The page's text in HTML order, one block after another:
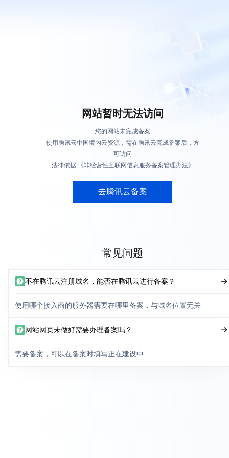
网站暂时无法访问
您的网站未完成备案
使用腾讯云中国境内云资源，需在腾讯云完成备案后，方
可访问
法律依据:《非经营性互联网信息服务备案管理办法》
去腾讯云备案
常见问题
不在腾讯云注册域名，能否在腾讯云进行备案？
使用哪个接入商的服务器需要在哪里备案，与域名位置无关
网站网页未做好需要办理备案吗？
需要备案，可以在备案时填写正在建设中